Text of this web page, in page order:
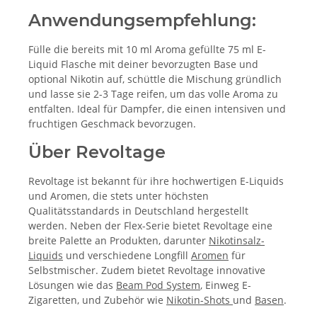
Anwendungsempfehlung:
Fülle die bereits mit 10 ml Aroma gefüllte 75 ml E-
Liquid Flasche mit deiner bevorzugten Base und
optional Nikotin auf, schüttle die Mischung gründlich
und lasse sie 2-3 Tage reifen, um das volle Aroma zu
entfalten. Ideal für Dampfer, die einen intensiven und
fruchtigen Geschmack bevorzugen.
Über Revoltage
Revoltage ist bekannt für ihre hochwertigen E-Liquids
und Aromen, die stets unter höchsten
Qualitätsstandards in Deutschland hergestellt
werden. Neben der Flex-Serie bietet Revoltage eine
breite Palette an Produkten, darunter Nikotinsalz-
Liquids und verschiedene Longfill Aromen für
Selbstmischer. Zudem bietet Revoltage innovative
Lösungen wie das Beam Pod System, Einweg E-
Zigaretten, und Zubehör wie Nikotin-Shots und Basen.